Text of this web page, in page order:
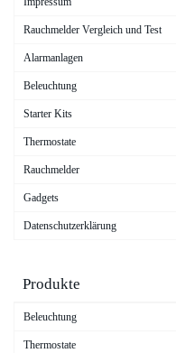
Rauchmelder Vergleich und Test
Alarmanlagen
Beleuchtung
Starter Kits
Thermostate
Rauchmelder
Gadgets
Datenschutzerklärung
Produkte
Beleuchtung
Thermostate